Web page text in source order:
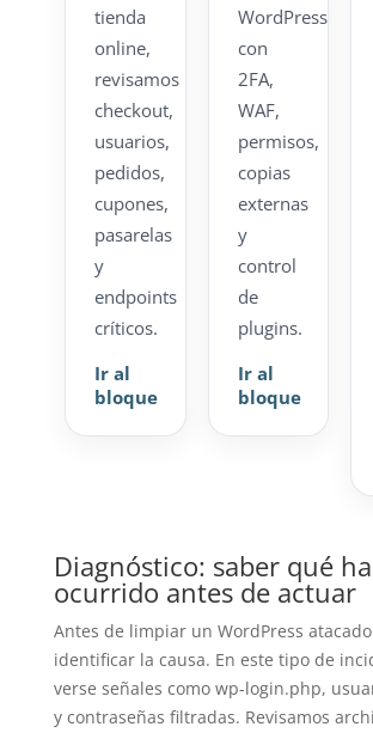
tienda
online,
revisamos
checkout,
usuarios,
pedidos,
cupones,
pasarelas
y
endpoints
críticos.
Ir al
bloque
WordPress
con
2FA,
WAF,
permisos,
copias
externas
y
control
de
plugins.
Ir al
bloque
Diagnóstico: saber qué ha
ocurrido antes de actuar
Antes de limpiar un WordPress
identificar la causa. En este tipo de
verse señales como wp-login.php,
y contraseñas filtradas. Revisamos